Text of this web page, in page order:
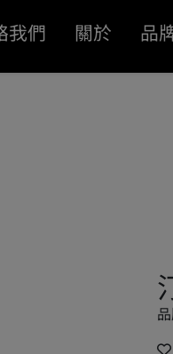
我們 關於 品